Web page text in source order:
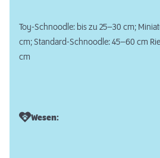
Toy-Schnoodle: bis zu 25–30 cm;
cm; Standard-Schnoodle: 45–60 cm
cm
Wesen: